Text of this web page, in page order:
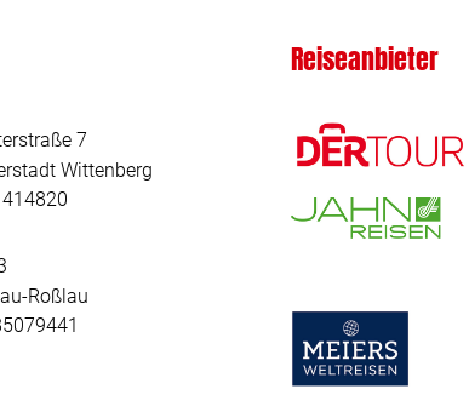
7
Wittenberg
Roßlau
Reiseanbieter